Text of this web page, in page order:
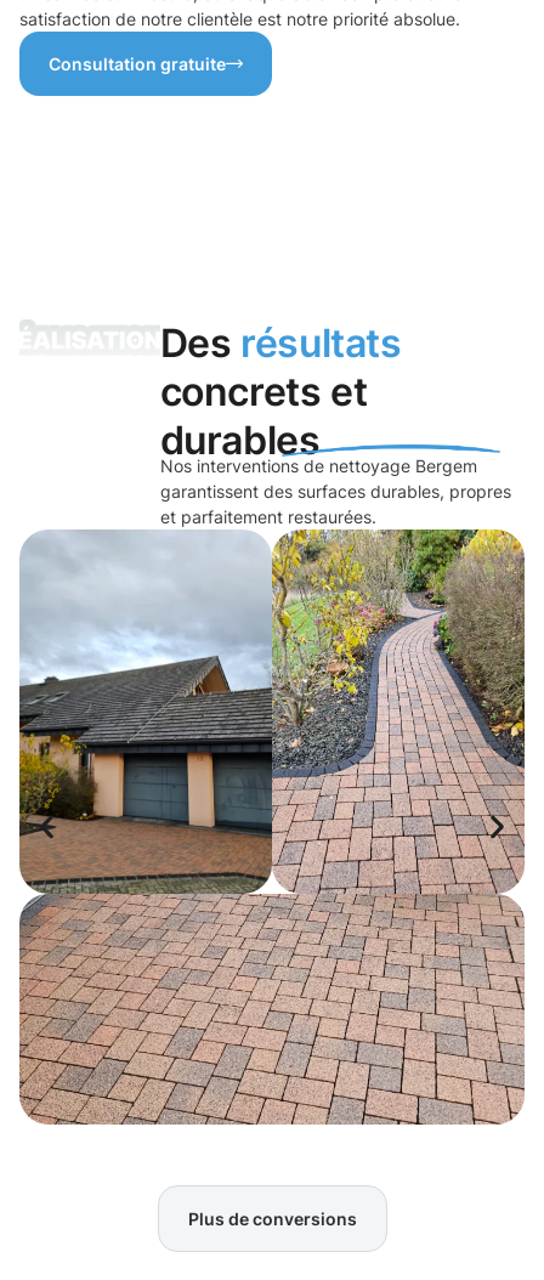
satisfaction de notre clientèle est notre priorité absolue.
Consultation gratuite
Des résultats
concrets et
durables
Nos interventions de nettoyage Bergem
garantissent des surfaces durables, propres
et parfaitement restaurées.
Plus de conversions